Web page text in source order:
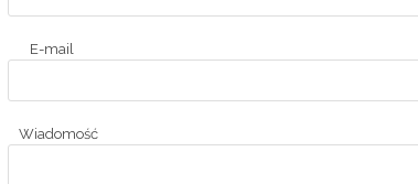
E-mail
Wiadomość